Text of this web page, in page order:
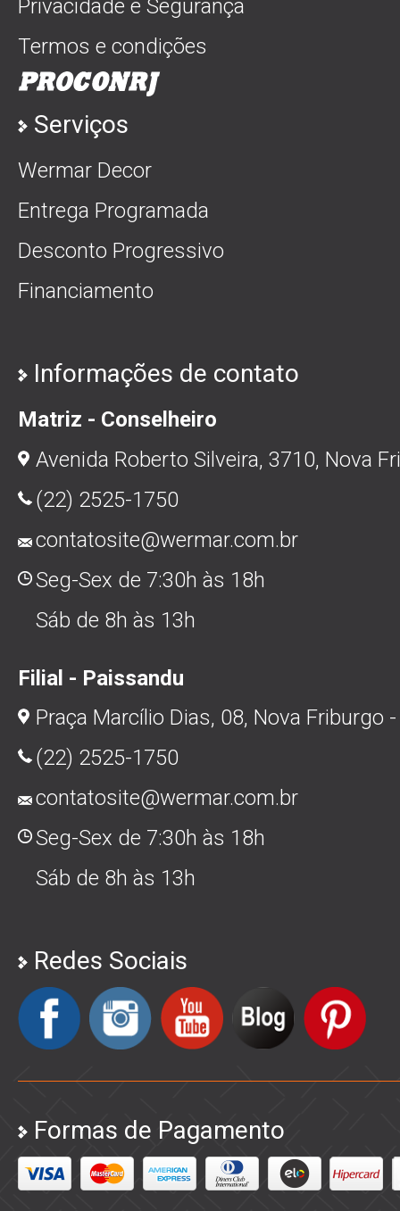
Privacidade e Segurança
Termos e condições
Serviços
Wermar Decor
Entrega Programada
Desconto Progressivo
Financiamento
Informações de contato
Matriz - Conselheiro
Avenida Roberto Silveira, 3710, Nova
(22) 2525-1750
contatosite@wermar.com.br
Seg-Sex de 7:30h às 18h
Sáb de 8h às 13h
Filial - Paissandu
Praça Marcílio Dias, 08, Nova Friburgo
(22) 2525-1750
contatosite@wermar.com.br
Seg-Sex de 7:30h às 18h
Sáb de 8h às 13h
Redes Sociais
Formas de Pagamento